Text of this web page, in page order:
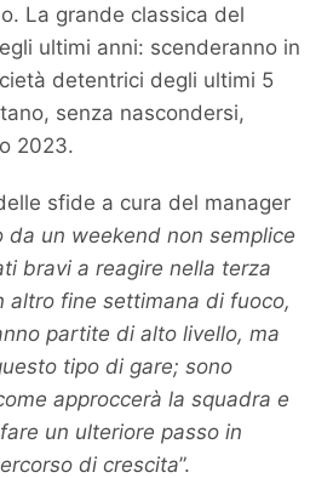
La grande classica del
ultimi anni: scenderanno in
detentrici degli ultimi 5
senza nascondersi,
2023.
sfide a cura del manager
da un weekend non semplice
bravi a reagire nella terza
altro fine settimana di fuoco,
partite di alto livello, ma
tipo di gare; sono
approccerà la squadra e
un ulteriore passo in
di crescita”.